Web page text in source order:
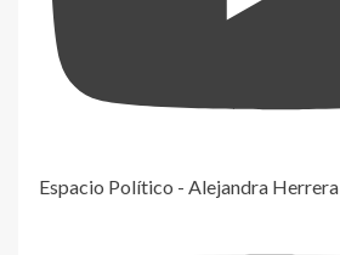
Espacio Político - Alejandra Herrera